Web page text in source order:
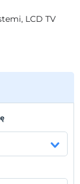
LCD TV
kahve,
elektronik
ütü ve ütü
şehir